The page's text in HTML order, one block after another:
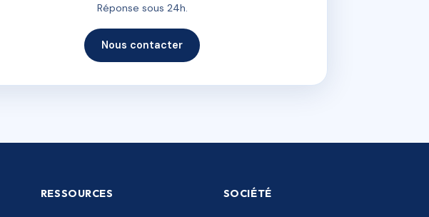
Réponse sous 24h.
Nous contacter
RESSOURCES SOCIÉTÉ